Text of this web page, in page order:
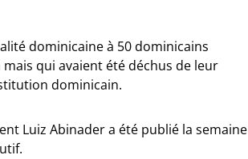
dominicaine à 50 dominicains
qui avaient été déchus de leur
dominicain.
Luiz Abinader a été publié la semaine